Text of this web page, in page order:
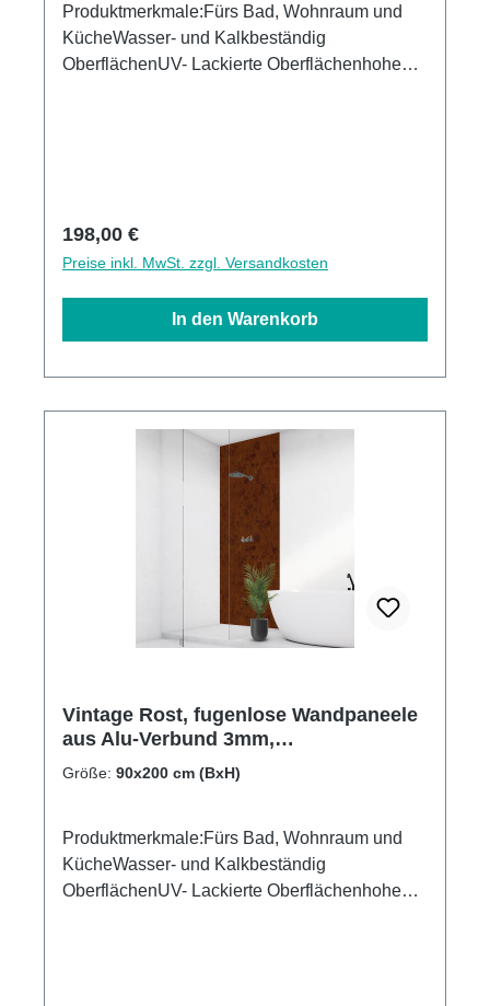
Produktmerkmale:Fürs Bad, Wohnraum und
KücheWasser- und Kalkbeständig
OberflächenUV- Lackierte Oberflächenhohe
Regulärer Preis:
198,00 €
Preise inkl. MwSt. zzgl. Versandkosten
In den Warenkorb
Vintage Rost, fugenlose Wandpaneele
aus Alu-Verbund 3mm,
Duschrückwand
Größe: 90x200 cm (BxH)
Produktmerkmale:Fürs Bad, Wohnraum und
KücheWasser- und Kalkbeständig
OberflächenUV- Lackierte Oberflächenhohe